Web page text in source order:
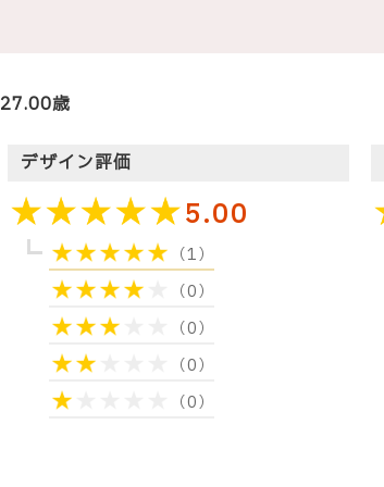
27.00歳
デザイン評価
5.00
（1）
（0）
（0）
（0）
（0）